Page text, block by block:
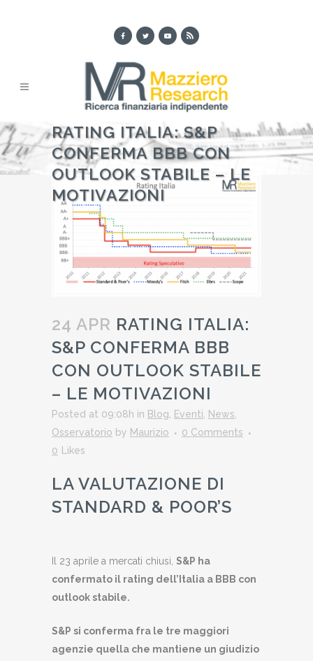
RATING ITALIA: S&P
CONFERMA BBB CON
OUTLOOK STABILE – LE
MOTIVAZIONI
24 APR RATING ITALIA:
S&P CONFERMA BBB
CON OUTLOOK STABILE
– LE MOTIVAZIONI
Posted at 09:08h in Blog, Eventi, News,
Osservatorio by Maurizio
0 Comments
0 Likes
LA VALUTAZIONE DI
STANDARD & POOR’S
Il 23 aprile a mercati chiusi, S&P ha
confermato il rating dell’Italia a BBB con
outlook stabile.
S&P si conferma fra le tre maggiori
agenzie quella che mantiene un giudizio